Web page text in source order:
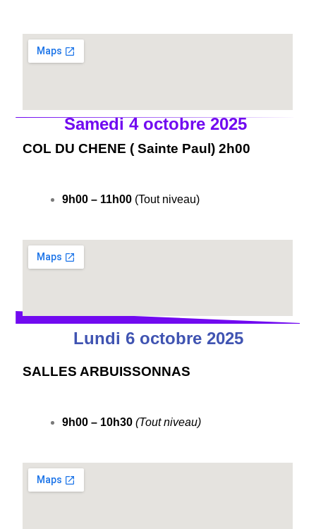
Samedi 4 octobre 2025
COL DU CHENE ( Sainte Paul) 2h00
9h00 – 11h00 (Tout niveau)
Lundi 6 octobre 2025
SALLES ARBUISSONNAS
9h00 – 10h30(Tout niveau)